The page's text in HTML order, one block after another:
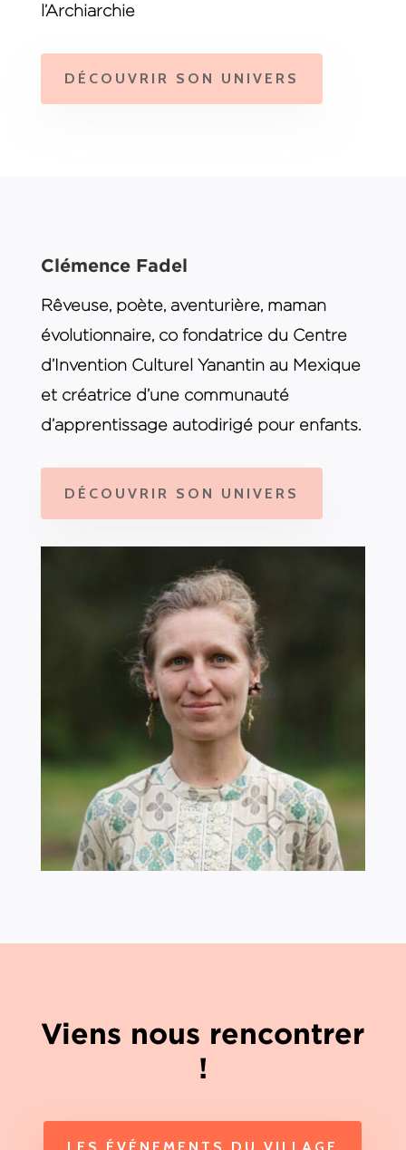
l’Archiarchie
DÉCOUVRIR SON UNIVERS
Clémence Fadel
Rêveuse, poète, aventurière, maman
évolutionnaire, co fondatrice du Centre
d’Invention Culturel Yanantin au Mexique
et créatrice d’une communauté
d’apprentissage autodirigé pour enfants.
DÉCOUVRIR SON UNIVERS
Viens nous rencontrer
!